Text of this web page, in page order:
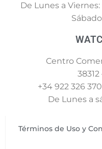
De Lunes a Viernes:
Centro
+34 922 326
De Lunes a
Términos de Uso y